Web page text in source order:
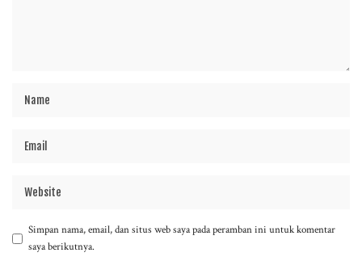
Simpan nama, email, dan situs web saya pada peramban ini untuk komentar
saya berikutnya.